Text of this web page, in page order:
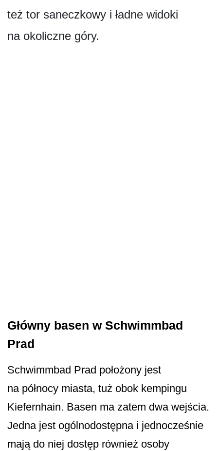
też tor saneczkowy i ładne widoki
na okoliczne góry.
Główny basen w Schwimmbad
Prad
Schwimmbad Prad położony jest
na północy miasta, tuż obok kempingu
Kiefernhain. Basen ma zatem dwa wejścia.
Jedna jest ogólnodostępna i jednocześnie
mają do niej dostęp również osoby